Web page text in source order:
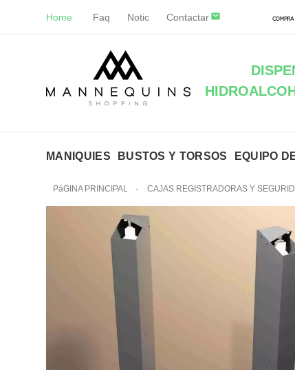
Home Faq Notic Contactar
MANIQUIES BUSTOS Y TORSOS EQUIPO
PáGINA PRINCIPAL - CAJAS REGISTRADORAS Y